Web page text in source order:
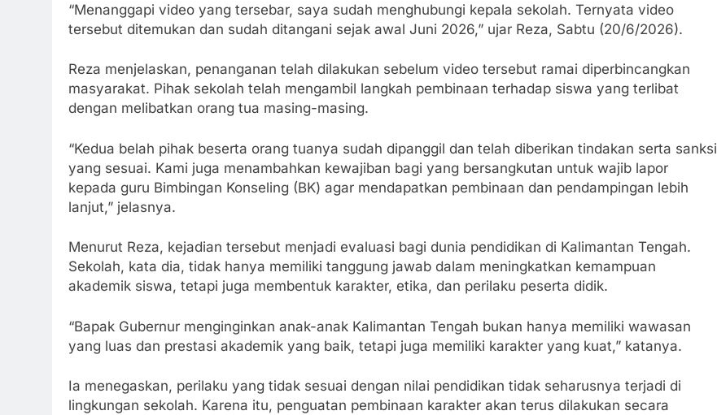
“Menanggapi video yang tersebar, saya sudah menghubungi kepala sekolah. Ternyata video
tersebut ditemukan dan sudah ditangani sejak awal Juni 2026,” ujar Reza, Sabtu (20/6/2026).
Reza menjelaskan, penanganan telah dilakukan sebelum video tersebut ramai diperbincangkan
masyarakat. Pihak sekolah telah mengambil langkah pembinaan terhadap siswa yang terlibat
dengan melibatkan orang tua masing-masing.
“Kedua belah pihak beserta orang tuanya sudah dipanggil dan telah diberikan tindakan serta sanksi
yang sesuai. Kami juga menambahkan kewajiban bagi yang bersangkutan untuk wajib lapor
kepada guru Bimbingan Konseling (BK) agar mendapatkan pembinaan dan pendampingan lebih
lanjut,” jelasnya.
Menurut Reza, kejadian tersebut menjadi evaluasi bagi dunia pendidikan di Kalimantan Tengah.
Sekolah, kata dia, tidak hanya memiliki tanggung jawab dalam meningkatkan kemampuan
akademik siswa, tetapi juga membentuk karakter, etika, dan perilaku peserta didik.
“Bapak Gubernur menginginkan anak-anak Kalimantan Tengah bukan hanya memiliki wawasan
yang luas dan prestasi akademik yang baik, tetapi juga memiliki karakter yang kuat,” katanya.
Ia menegaskan, perilaku yang tidak sesuai dengan nilai pendidikan tidak seharusnya terjadi di
lingkungan sekolah. Karena itu, penguatan pembinaan karakter akan terus dilakukan secara